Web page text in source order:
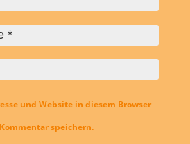
und Website in diesem Browser
speichern.